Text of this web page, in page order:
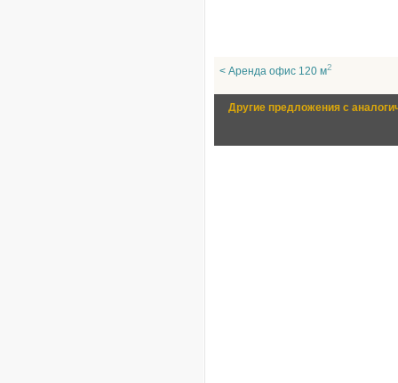
< Аренда офис 120 м2
Другие предложения с